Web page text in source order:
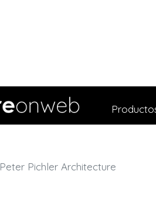
Peter Pichler Architecture